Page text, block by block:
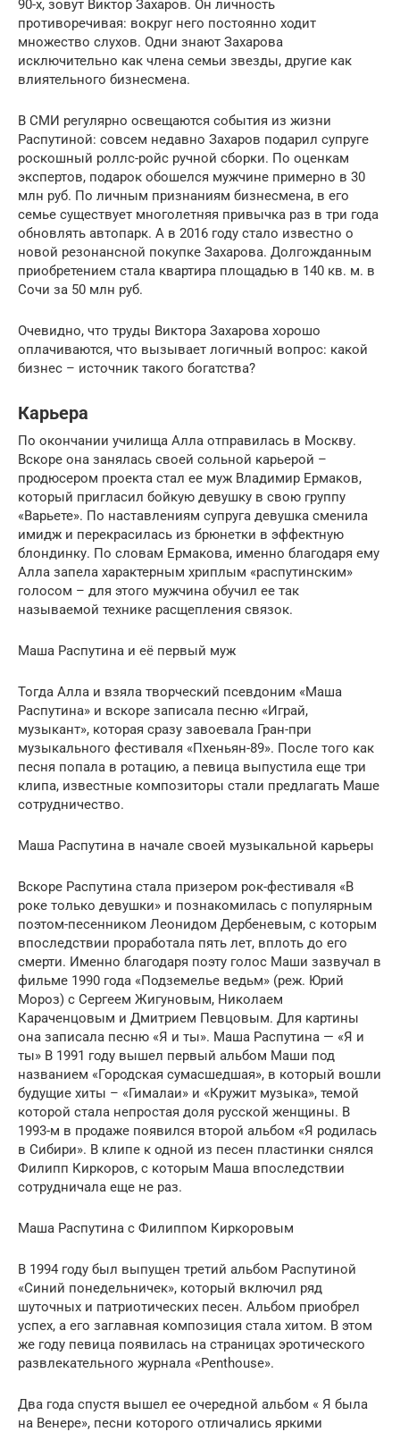
90-х, зовут Виктор Захаров. Он личность
противоречивая: вокруг него постоянно ходит
множество слухов. Одни знают Захарова
исключительно как члена семьи звезды, другие как
влиятельного бизнесмена.
В СМИ регулярно освещаются события из жизни
Распутиной: совсем недавно Захаров подарил супруге
роскошный роллс-ройс ручной сборки. По оценкам
экспертов, подарок обошелся мужчине примерно в 30
млн руб. По личным признаниям бизнесмена, в его
семье существует многолетняя привычка раз в три года
обновлять автопарк. А в 2016 году стало известно о
новой резонансной покупке Захарова. Долгожданным
приобретением стала квартира площадью в 140 кв. м. в
Сочи за 50 млн руб.
Очевидно, что труды Виктора Захарова хорошо
оплачиваются, что вызывает логичный вопрос: какой
бизнес – источник такого богатства?
Карьера
По окончании училища Алла отправилась в Москву.
Вскоре она занялась своей сольной карьерой –
продюсером проекта стал ее муж Владимир Ермаков,
который пригласил бойкую девушку в свою группу
«Варьете». По наставлениям супруга девушка сменила
имидж и перекрасилась из брюнетки в эффектную
блондинку. По словам Ермакова, именно благодаря ему
Алла запела характерным хриплым «распутинским»
голосом – для этого мужчина обучил ее так
называемой технике расщепления связок.
Маша Распутина и её первый муж
Тогда Алла и взяла творческий псевдоним «Маша
Распутина» и вскоре записала песню «Играй,
музыкант», которая сразу завоевала Гран-при
музыкального фестиваля «Пхеньян-89». После того как
песня попала в ротацию, а певица выпустила еще три
клипа, известные композиторы стали предлагать Маше
сотрудничество.
Маша Распутина в начале своей музыкальной карьеры
Вскоре Распутина стала призером рок-фестиваля «В
роке только девушки» и познакомилась с популярным
поэтом-песенником Леонидом Дербеневым, с которым
впоследствии проработала пять лет, вплоть до его
смерти. Именно благодаря поэту голос Маши зазвучал в
фильме 1990 года «Подземелье ведьм» (реж. Юрий
Мороз) с Сергеем Жигуновым, Николаем
Караченцовым и Дмитрием Певцовым. Для картины
она записала песню «Я и ты». Маша Распутина — «Я и
ты» В 1991 году вышел первый альбом Маши под
названием «Городская сумасшедшая», в который вошли
будущие хиты – «Гималаи» и «Кружит музыка», темой
которой стала непростая доля русской женщины. В
1993-м в продаже появился второй альбом «Я родилась
в Сибири». В клипе к одной из песен пластинки снялся
Филипп Киркоров, с которым Маша впоследствии
сотрудничала еще не раз.
Маша Распутина с Филиппом Киркоровым
В 1994 году был выпущен третий альбом Распутиной
«Синий понедельничек», который включил ряд
шуточных и патриотических песен. Альбом приобрел
успех, а его заглавная композиция стала хитом. В этом
же году певица появилась на страницах эротического
развлекательного журнала «Penthouse».
Два года спустя вышел ее очередной альбом « Я была
на Венере», песни которого отличались яркими